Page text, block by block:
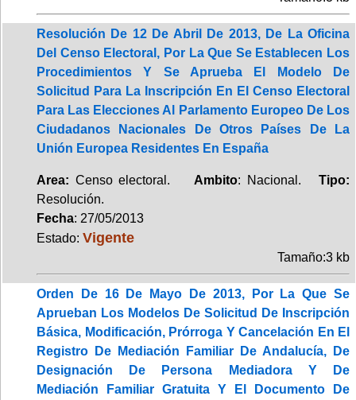
Resolución De 12 De Abril De 2013, De La Oficina
Del Censo Electoral, Por La Que Se Establecen Los
Procedimientos Y Se Aprueba El Modelo De
Solicitud Para La Inscripción En El Censo Electoral
Para Las Elecciones Al Parlamento Europeo De Los
Ciudadanos Nacionales De Otros Países De La
Unión Europea Residentes En España
Area: Censo electoral. Ambito: Nacional. Tipo:
Resolución.
Fecha: 27/05/2013
Estado: Vigente
Tamaño:3 kb
Orden De 16 De Mayo De 2013, Por La Que Se
Aprueban Los Modelos De Solicitud De Inscripción
Básica, Modificación, Prórroga Y Cancelación En El
Registro De Mediación Familiar De Andalucía, De
Designación De Persona Mediadora Y De
Mediación Familiar Gratuita Y El Documento De